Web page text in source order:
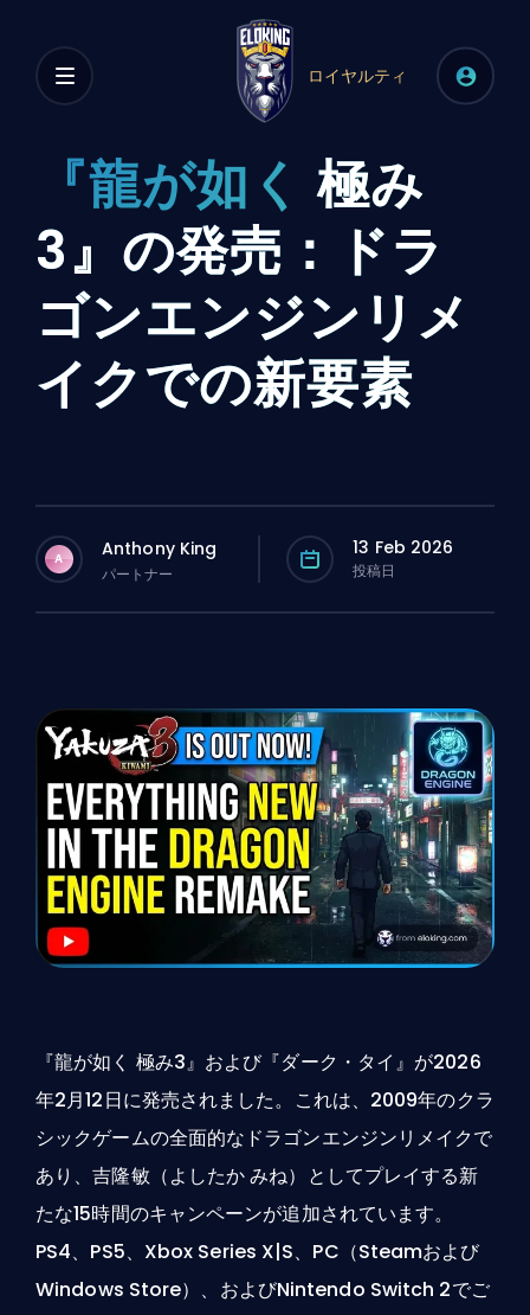
ロイヤルティ
『龍が如く極み
3』の発売：ドラ
ゴンエンジンリメ
イクでの新要素
A Anthony King
パートナー
13 Feb 2026
投稿日
『龍が如く 極み3』および『ダーク・タイ』が2026
年2月12日に発売されました。これは、2009年のクラ
シックゲームの全面的なドラゴンエンジンリメイクで
あり、吉隆敏（よしたか みね）としてプレイする新
たな15時間のキャンペーンが追加されています。
PS4、PS5、Xbox Series X|S、PC（Steamおよび
Windows Store）、およびNintendo Switch 2でご